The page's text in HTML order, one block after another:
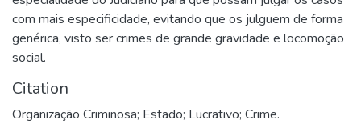
com mais especificidade, evitando que os julguem de forma
genérica, visto ser crimes de grande gravidade e locomoção
social.
Citation
Organização Criminosa; Estado; Lucrativo; Crime.